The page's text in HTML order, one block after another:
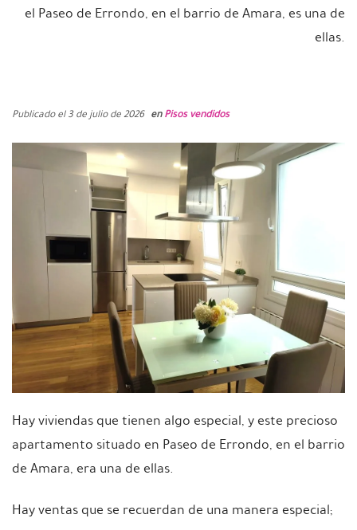
el Paseo de Errondo, en el barrio de Amara, es una de
ellas.
Publicado el 3 de julio de 2026 enPisos vendidos
Hay viviendas que tienen algo especial, y este precioso
apartamento situado en Paseo de Errondo, en el barrio
de Amara, era una de ellas.
Hay ventas que se recuerdan de una manera especial;